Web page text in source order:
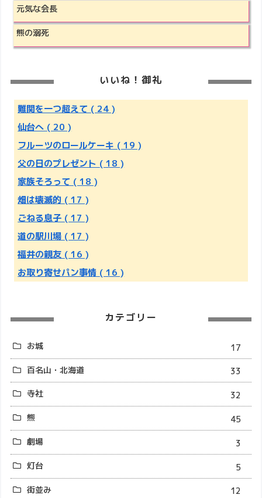
元気な会長
熊の溺死
いいね！御礼
難関を一つ超えて ( 24 )
仙台へ ( 20 )
フルーツのロールケーキ ( 19 )
父の日のプレゼント ( 18 )
家族そろって ( 18 )
畑は壊滅的 ( 17 )
ごねる息子 ( 17 )
道の駅川場 ( 17 )
福井の親友 ( 16 )
お取り寄せパン事情 ( 16 )
カテゴリー
お城
17
百名山・北海道
33
寺社
32
熊
45
劇場
3
灯台
5
街並み
12